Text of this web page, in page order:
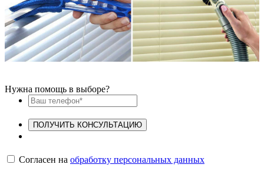
Нужна помощь в выборе?
ПОЛУЧИТЬ КОНСУЛЬТАЦИЮ
Согласен на обработку персональных данных